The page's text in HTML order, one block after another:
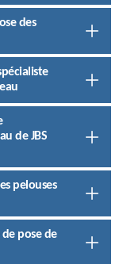
des
de JBS
pelouses
pose de